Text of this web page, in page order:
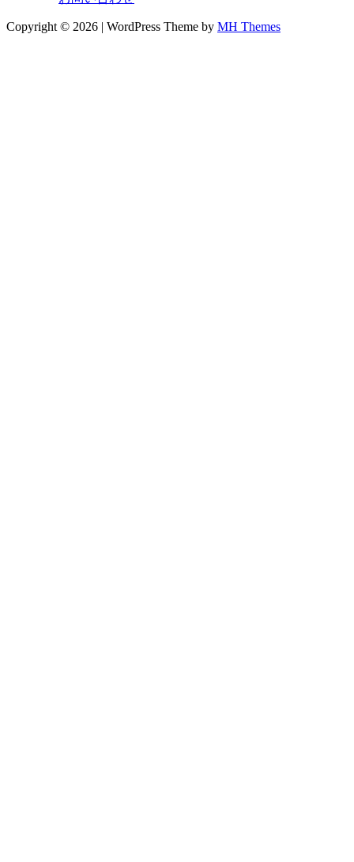
Copyright © 2026 | WordPress Theme by MH Themes